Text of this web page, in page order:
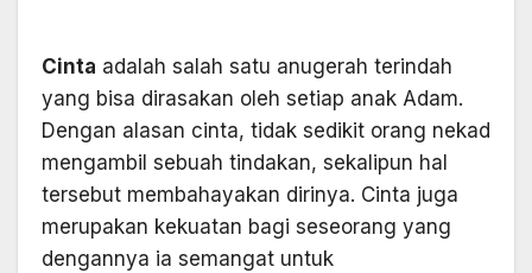
Cinta adalah salah satu anugerah terindah
yang bisa dirasakan oleh setiap anak Adam.
Dengan alasan cinta, tidak sedikit orang nekad
mengambil sebuah tindakan, sekalipun hal
tersebut membahayakan dirinya. Cinta juga
merupakan kekuatan bagi seseorang yang
dengannya ia semangat untuk